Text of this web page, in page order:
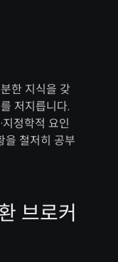
한 지식을 갖
저지릅니다.
정학적 요인
을 철저히 공부
브로커